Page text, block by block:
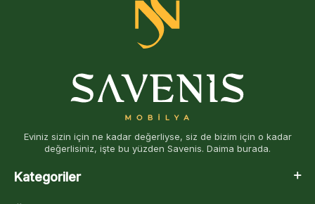
Eviniz sizin için ne kadar değerliyse, siz de bizim için o kadar
değerlisiniz, işte bu yüzden Savenis. Daima burada.
Kategoriler